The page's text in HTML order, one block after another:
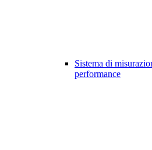
Sistema di
performance